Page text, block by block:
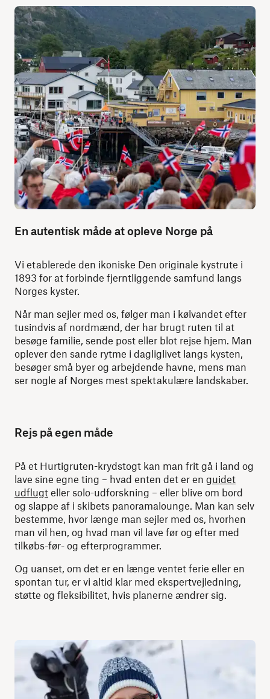
En autentisk måde at opleve Norge på
Vi etablerede den ikoniske Den originale kystrute i
1893 for at forbinde fjerntliggende samfund langs
Norges kyster.
Når man sejler med os, følger man i kølvandet efter
tusindvis af nordmænd, der har brugt ruten til at
besøge familie, sende post eller blot rejse hjem. Man
oplever den sande rytme i dagliglivet langs kysten,
besøger små byer og arbejdende havne, mens man
ser nogle af Norges mest spektakulære landskaber.
Rejs på egen måde
På et Hurtigruten-krydstogt kan man frit gå i land og
lave sine egne ting – hvad enten det er en guidet
udflugt eller solo-udforskning – eller blive om bord
og slappe af i skibets panoramalounge. Man kan selv
bestemme, hvor længe man sejler med os, hvorhen
man vil hen, og hvad man vil lave før og efter med
tilkøbs-før- og efterprogrammer.
Og uanset, om det er en længe ventet ferie eller en
spontan tur, er vi altid klar med ekspertvejledning,
støtte og fleksibilitet, hvis planerne ændrer sig.